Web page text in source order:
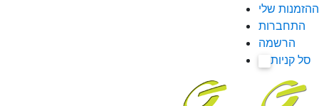
ההזמנות שלי
התחברות
הרשמה
סל קניות